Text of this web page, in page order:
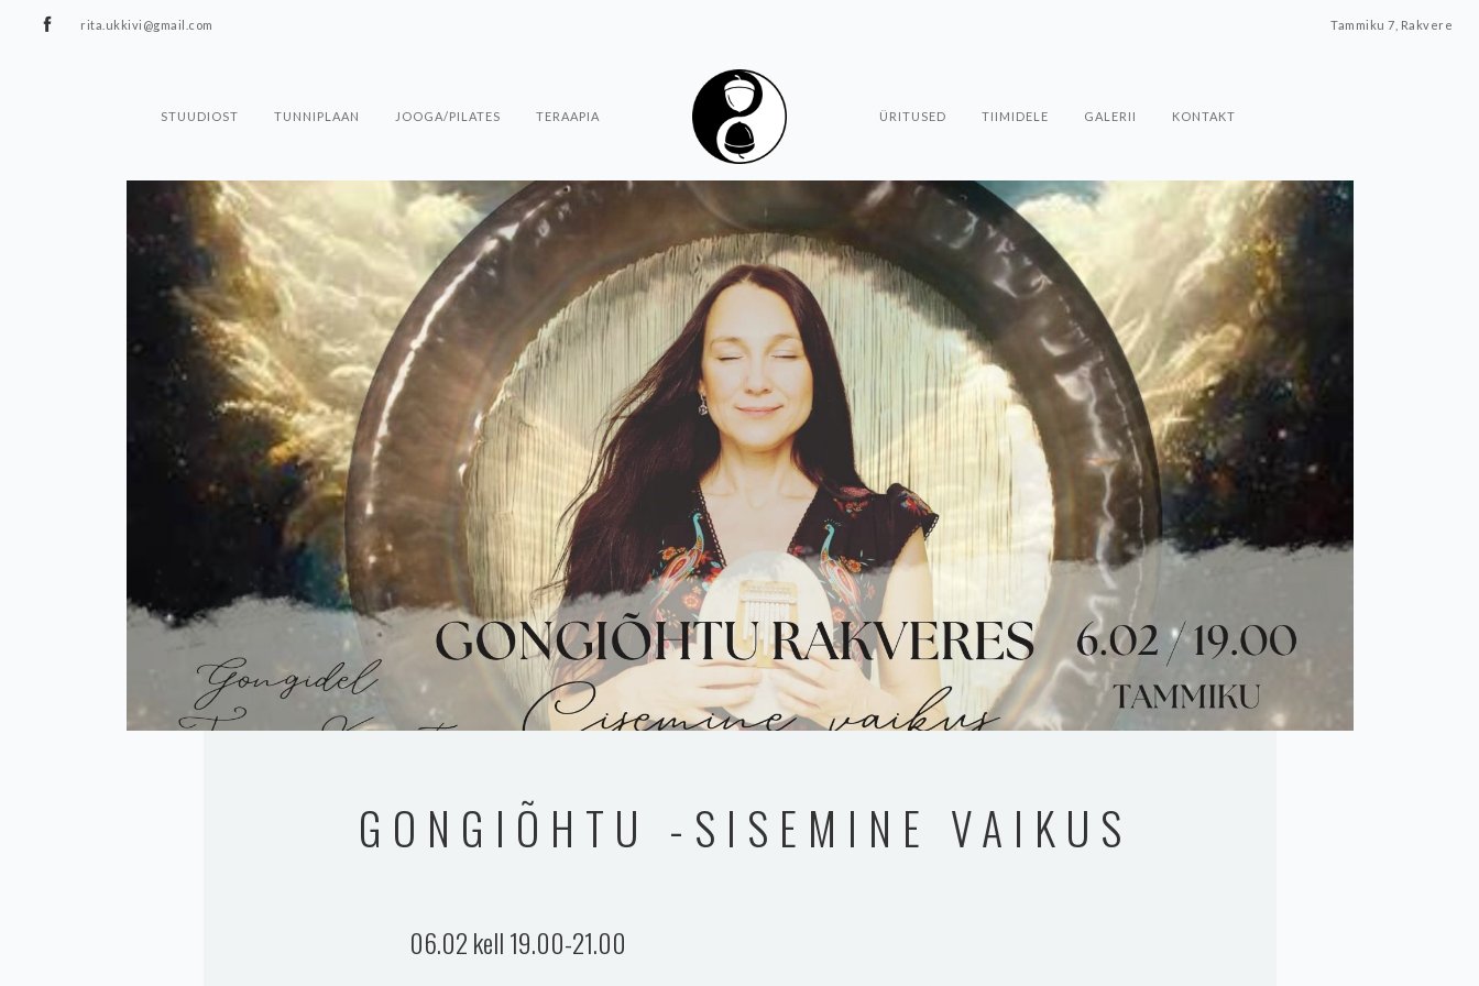
rita.ukkivi@gmail.com Tammiku 7, Rakvere
STUUDIOST TUNNIPLAAN JOOGA/PILATES TERAAPIA ÜRITUSED TIIMIDELE GALERII KONTAKT
GONGIÕHTU -SISEMINE VAIKUS
06.02 kell 19.00-21.00